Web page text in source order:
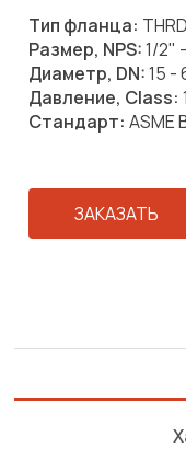
Тип фланца: THRD
Размер, NPS:1/2"
Диаметр, DN:15 -
Давление, Class:
Стандарт:ASME
ЗАКАЗАТЬ